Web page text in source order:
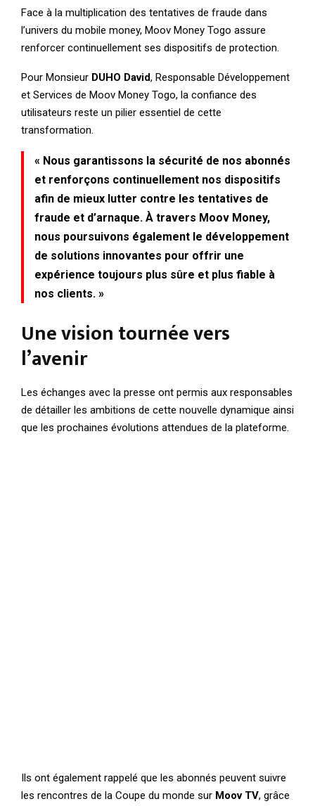
Face à la multiplication des tentatives de fraude dans
l’univers du mobile money, Moov Money Togo assure
renforcer continuellement ses dispositifs de protection.
Pour Monsieur DUHO David, Responsable Développement
et Services de Moov Money Togo, la confiance des
utilisateurs reste un pilier essentiel de cette
transformation.
« Nous garantissons la sécurité de nos abonnés
et renforçons continuellement nos dispositifs
afin de mieux lutter contre les tentatives de
fraude et d’arnaque. À travers Moov Money,
nous poursuivons également le développement
de solutions innovantes pour offrir une
expérience toujours plus sûre et plus fiable à
nos clients. »
Une vision tournée vers
l’avenir
Les échanges avec la presse ont permis aux responsables
de détailler les ambitions de cette nouvelle dynamique ainsi
que les prochaines évolutions attendues de la plateforme.
Ils ont également rappelé que les abonnés peuvent suivre
les rencontres de la Coupe du monde sur Moov TV, grâce